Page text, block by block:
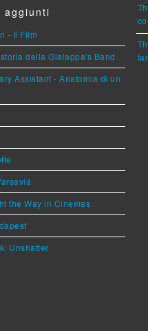
aggiunti
- Il Film
della Gialappa's Band
Assistant - Anatomia di un
the Way in Cinemas
Unshatter